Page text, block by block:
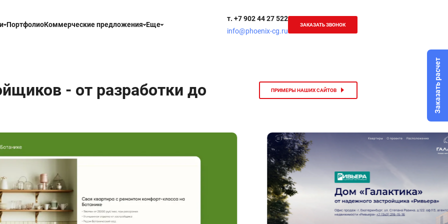
ПортфолиоКоммерческие предложения Контакты
ПортфолиоКоммерческие предложения Еще
т. +7 902 44 27 522
info@phoenix-cg.ru
ЗАКАЗАТЬ ЗВОНОК
- от разработки до
ПРИМЕРЫ НАШИХ САЙТОВ Заказать расчет